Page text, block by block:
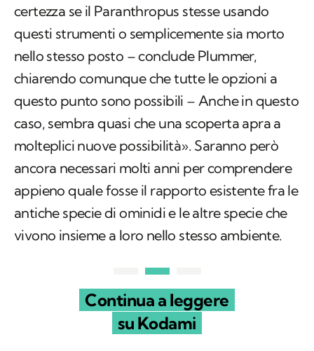
certezza se il Paranthropus stesse usando
questi strumenti o semplicemente sia morto
nello stesso posto – conclude Plummer,
chiarendo comunque che tutte le opzioni a
questo punto sono possibili – Anche in questo
caso, sembra quasi che una scoperta apra a
molteplici nuove possibilità». Saranno però
ancora necessari molti anni per comprendere
appieno quale fosse il rapporto esistente fra le
antiche specie di ominidi e le altre specie che
vivono insieme a loro nello stesso ambiente.
Continua a leggere
su Kodami